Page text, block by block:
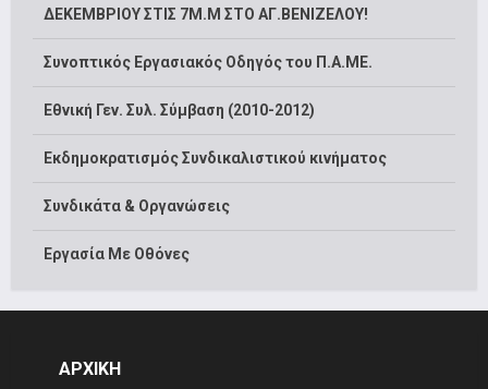
ΔΕΚΕΜΒΡΙΟΥ ΣΤΙΣ 7Μ.Μ ΣΤΟ ΑΓ.ΒΕΝΙΖΕΛΟΥ!
Συνοπτικός Εργασιακός Οδηγός του Π.Α.ΜΕ.
Εθνική Γεν. Συλ. Σύμβαση (2010-2012)
Εκδημοκρατισμός Συνδικαλιστικού κινήματος
Συνδικάτα & Οργανώσεις
Εργασία Με Οθόνες
ΑΡΧΙΚΗ